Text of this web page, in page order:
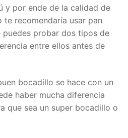
y por ende de la calidad de
te recomendaría usar pan
puedes probar dos tipos de
entre ellos antes de
bocadillo se hace con un
haber mucha diferencia
que sea un super bocadillo o